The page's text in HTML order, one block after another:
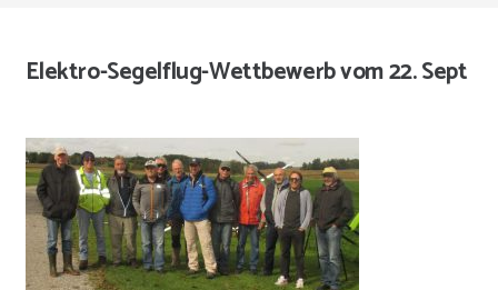
Elektro-Segelflug-Wettbewerb vom 22. Sept